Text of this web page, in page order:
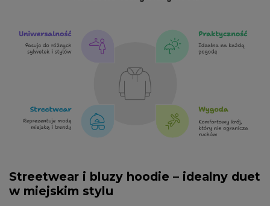
Streetwear i bluzy hoodie – idealny duet
w miejskim stylu